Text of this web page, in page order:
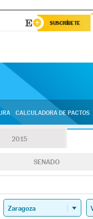
SUSCRÍBETE
CALCULADORA DE PACTOS
2015
SENADO